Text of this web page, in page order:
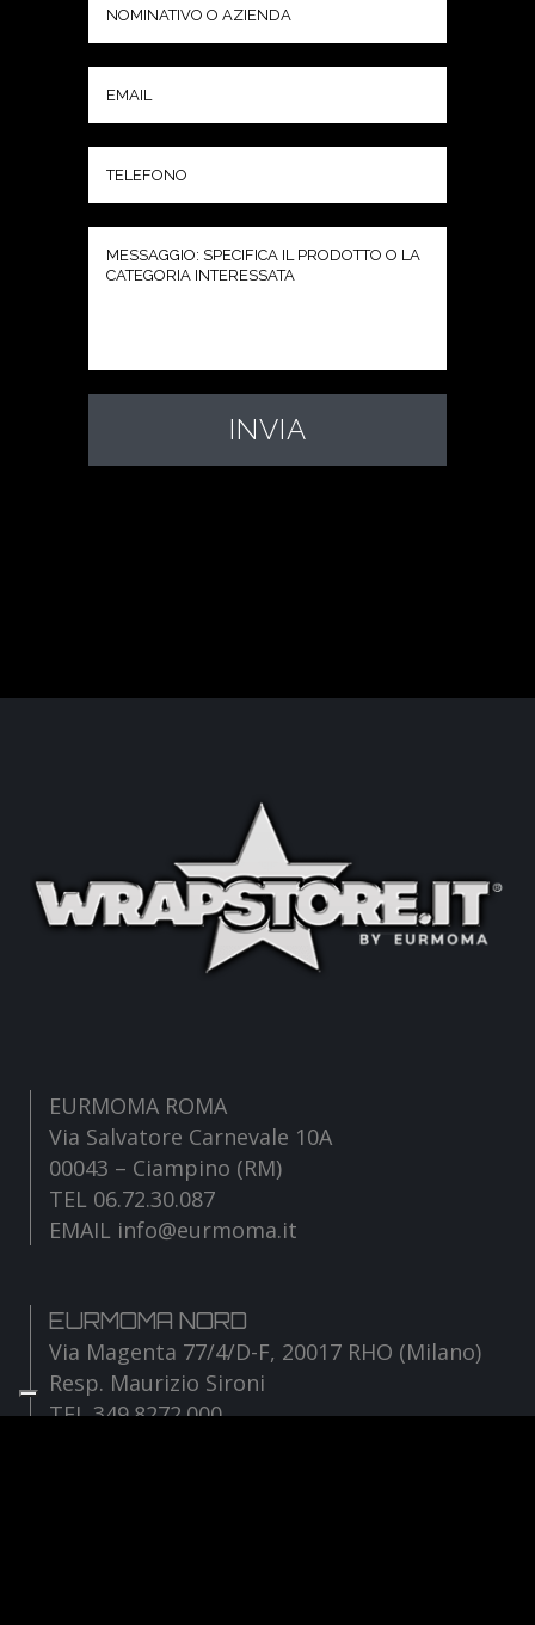
EURMOMA ROMA
Via Salvatore Carnevale 10A
00043 – Ciampino (RM)
TEL 06.72.30.087
EMAIL info@eurmoma.it
EURMOMA NORD
Via Magenta 77/4/D-F, 20017 RHO (Milano)
Resp. Maurizio Sironi
TEL 349.8272.000